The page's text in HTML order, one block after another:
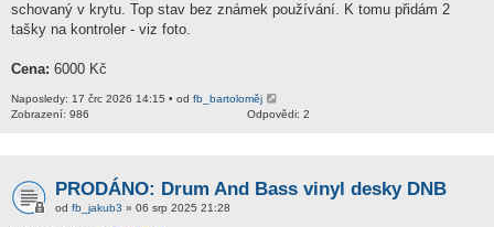
schovaný v krytu. Top stav bez známek používání. K tomu přidám 2
tašky na kontroler - viz foto.
Cena: 6000 Kč
Naposledy: 17 črc 2026 14:15 • od fb_bartoloměj
Odpovědi: 2
Zobrazení: 986
PRODÁNO: Drum And Bass vinyl desky DNB
od fb_jakub3 » 06 srp 2025 21:28